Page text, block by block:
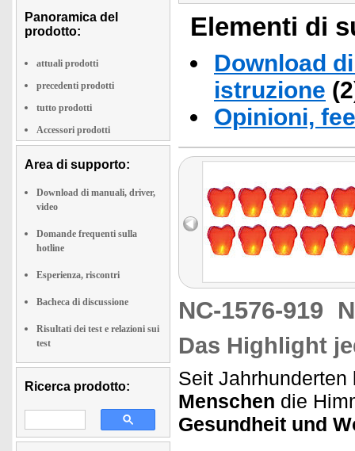
Panoramica del
prodotto:
attuali prodotti
precedenti prodotti
tutto prodotti
Accessori prodotti
Area di supporto:
Download di manuali, driver,
video
Domande frequenti sulla
hotline
Esperienza, riscontri
Bacheca di discussione
Risultati dei test e relazioni sui
test
Ricerca prodotto:
Elementi di
Download
istruzione
Opinioni,
NC-1576-919
Das Highlight
Seit
Menschen die
Gesundheit und